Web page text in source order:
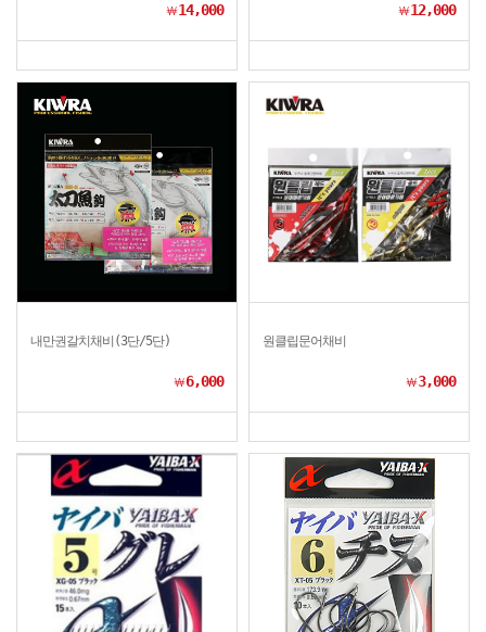
￦14,000 ￦12,000
내만권갈치채비(3단/5단)
￦6,000
원클립문어채비
￦3,000